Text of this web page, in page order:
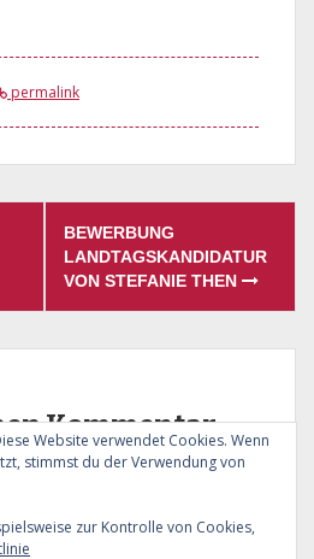
permalink
BEWERBUNG
LANDTAGSKANDIDATUR
VON STEFANIE THEN
Kommentar
sein, um einen Kommentar
Website verwendet Cookies. Wenn
stimmst du der Verwendung von
zur Kontrolle von Cookies,